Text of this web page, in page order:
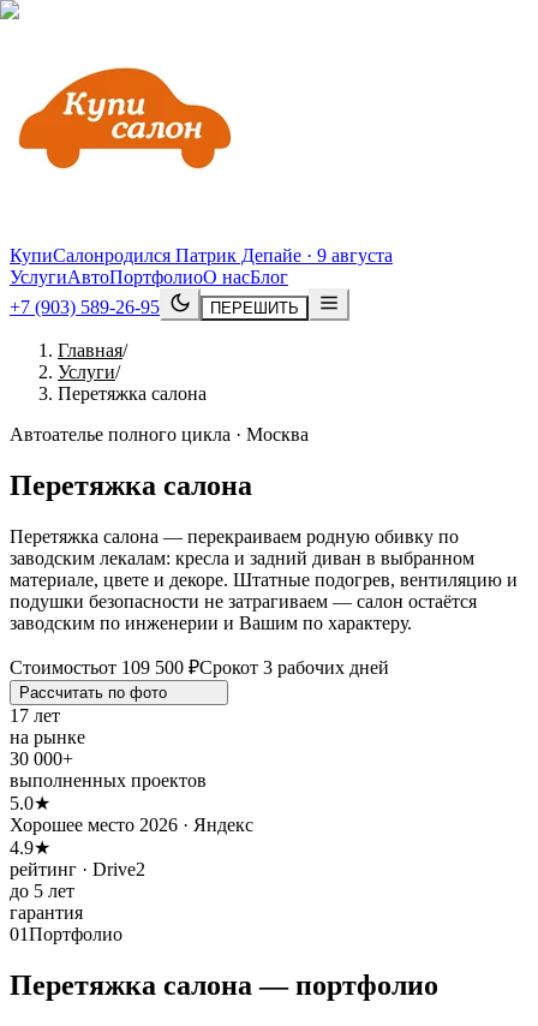
КупиСалонродился Патрик Депайе · 9 августа
УслугиАвтоПортфолиоО насБлог
+7 (903) 589-26-95
ПЕРЕШИТЬ
Главная/
Услуги/
Перетяжка салона
Автоателье полного цикла · Москва
Перетяжка салона
Перетяжка салона — перекраиваем родную обивку по
заводским лекалам: кресла и задний диван в выбранном
материале, цвете и декоре. Штатные подогрев, вентиляцию и
подушки безопасности не затрагиваем — салон остаётся
заводским по инженерии и Вашим по характеру.
Стоимостьот 109 500 ₽Срокот 3 рабочих дней
Рассчитать по фото
17 лет
на рынке
30 000+
выполненных проектов
5.0★
Хорошее место 2026 · Яндекс
4.9★
рейтинг · Drive2
до 5 лет
гарантия
01Портфолио
Перетяжка салона — портфолио